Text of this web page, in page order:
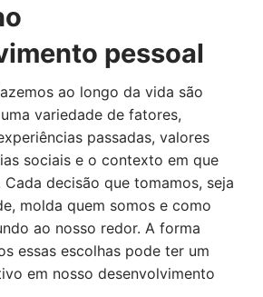
pessoal
ao longo da vida são
variedade de fatores,
passadas, valores
sociais e o contexto em que
decisão que tomamos, seja
molda quem somos e como
ao nosso redor. A forma
essas escolhas pode ter um
em nosso desenvolvimento